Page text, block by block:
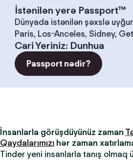
İstənilən yerə Passport™
Dünyada istənilən şəxslə
Paris, Los-Anceles, Sidney,
Cari Yeriniz: Dunhua
Passport nədir?
İnsanlarla görüşdüyünüz zaman
Qaydalarımızı hər zaman
Tinder yeni insanlarla tanış olmaq